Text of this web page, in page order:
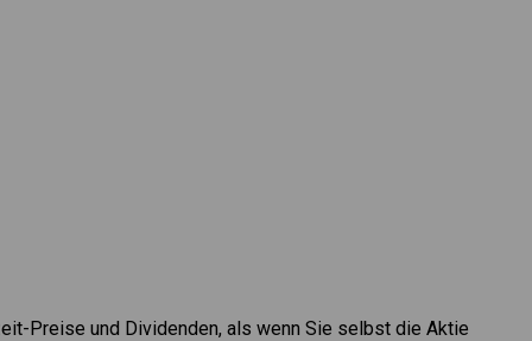
Preise und Dividenden, als wenn Sie selbst die Aktie